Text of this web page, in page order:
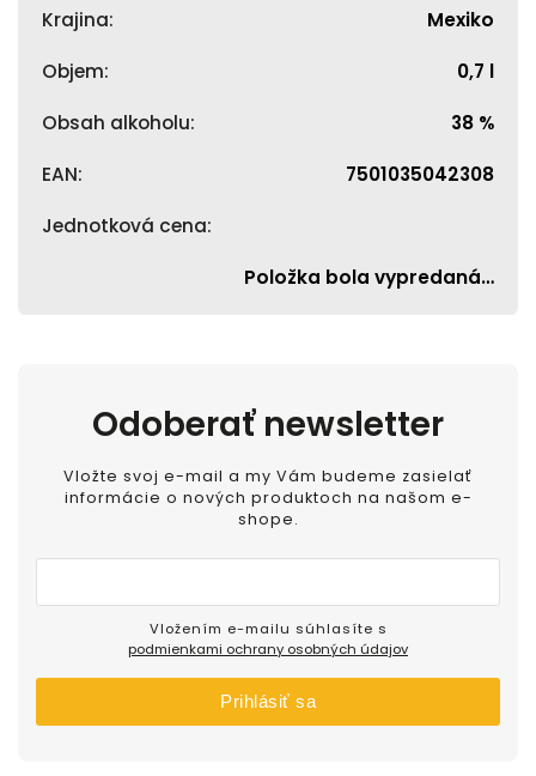
Krajina: Mexiko
Objem: 0,7 l
Obsah alkoholu: 38 %
EAN: 7501035042308
Jednotková cena:
Položka bola vypredaná…
Odoberať newsletter
Vložte svoj e-mail a my Vám budeme zasielať
informácie o nových produktoch na našom e-
shope.
podmienkami ochrany osobných údajov
Prihlásiť sa